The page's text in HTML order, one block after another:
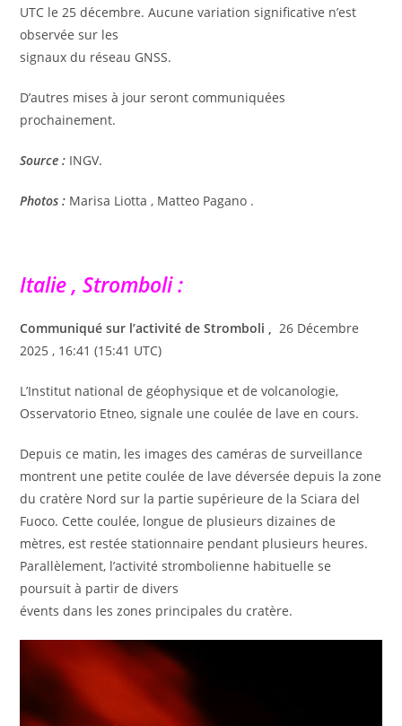
UTC le 25 décembre. Aucune variation significative n’est
observée sur les
signaux du réseau GNSS.
D’autres mises à jour seront communiquées
prochainement.
Source : INGV.
Photos : Marisa Liotta , Matteo Pagano .
Italie , Stromboli :
Communiqué sur l’activité de Stromboli , 26 Décembre
2025 , 16:41 (15:41 UTC)
L’Institut national de géophysique et de volcanologie,
Osservatorio Etneo, signale une coulée de lave en cours.
Depuis ce matin, les images des caméras de surveillance
montrent une petite coulée de lave déversée depuis la zone
du cratère Nord sur la partie supérieure de la Sciara del
Fuoco. Cette coulée, longue de plusieurs dizaines de
mètres, est restée stationnaire pendant plusieurs heures.
Parallèlement, l’activité strombolienne habituelle se
poursuit à partir de divers
évents dans les zones principales du cratère.